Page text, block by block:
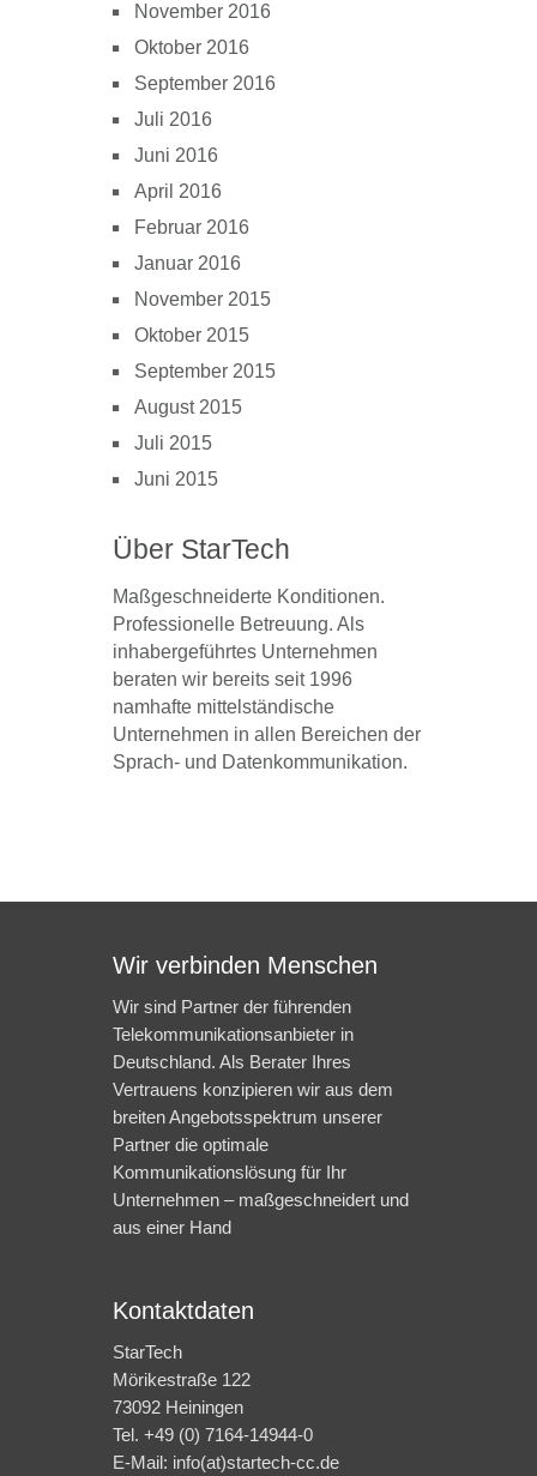
November 2016
Oktober 2016
September 2016
Juli 2016
Juni 2016
April 2016
Februar 2016
Januar 2016
November 2015
Oktober 2015
September 2015
August 2015
Juli 2015
Juni 2015
Über StarTech
Maßgeschneiderte Konditionen.
Professionelle Betreuung. Als
inhabergeführtes Unternehmen
beraten wir bereits seit 1996
namhafte mittelständische
Unternehmen in allen Bereichen der
Sprach- und Datenkommunikation.
Wir verbinden Menschen
Wir sind Partner der führenden
Telekommunikationsanbieter in
Deutschland. Als Berater Ihres
Vertrauens konzipieren wir aus dem
breiten Angebotsspektrum unserer
Partner die optimale
Kommunikationslösung für Ihr
Unternehmen – maßgeschneidert und
aus einer Hand
Kontaktdaten
StarTech
Mörikestraße 122
73092 Heiningen
Tel. +49 (0) 7164-14944-0
E-Mail: info(at)startech-cc.de